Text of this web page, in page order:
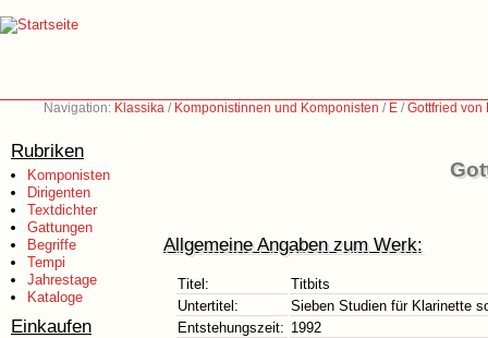
Navigation: Klassika / Komponistinnen und Komponisten / E /Gottfried von
Rubriken
Komponisten
Dirigenten
Textdichter
Gattungen
Begriffe
Tempi
Jahrestage
Kataloge
Einkaufen
Allgemeine Angaben zum Werk:
Titel:
Titbits
Untertitel:
Sieben Studien für Klarinette
Entstehungszeit: 1992